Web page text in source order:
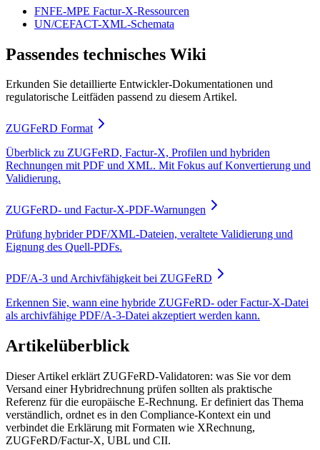
FNFE-MPE Factur-X-Ressourcen
UN/CEFACT-XML-Schemata
Passendes technisches Wiki
Erkunden Sie detaillierte Entwickler-Dokumentationen und
regulatorische Leitfäden passend zu diesem Artikel.
ZUGFeRD Format
Überblick zu ZUGFeRD, Factur-X, Profilen und hybriden
Rechnungen mit PDF und XML. Mit Fokus auf Konvertierung und
Validierung.
ZUGFeRD- und Factur-X-PDF-Warnungen
Prüfung hybrider PDF/XML-Dateien, veraltete Validierung und
Eignung des Quell-PDFs.
PDF/A-3 und Archivfähigkeit bei ZUGFeRD
Erkennen Sie, wann eine hybride ZUGFeRD- oder Factur-X-Datei
als archivfähige PDF/A-3-Datei akzeptiert werden kann.
Artikelüberblick
Dieser Artikel erklärt ZUGFeRD-Validatoren: was Sie vor dem
Versand einer Hybridrechnung prüfen sollten als praktische
Referenz für die europäische E-Rechnung. Er definiert das Thema
verständlich, ordnet es in den Compliance-Kontext ein und
verbindet die Erklärung mit Formaten wie XRechnung,
ZUGFeRD/Factur-X, UBL und CII.